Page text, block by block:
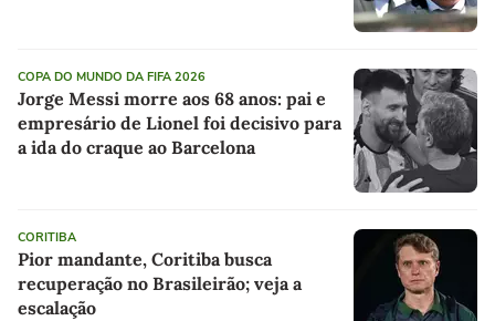
COPA DO MUNDO DA FIFA 2026
Jorge Messi morre aos 68 anos: pai e
empresário de Lionel foi decisivo para
a ida do craque ao Barcelona
CORITIBA
Pior mandante, Coritiba busca
recuperação no Brasileirão; veja a
escalação